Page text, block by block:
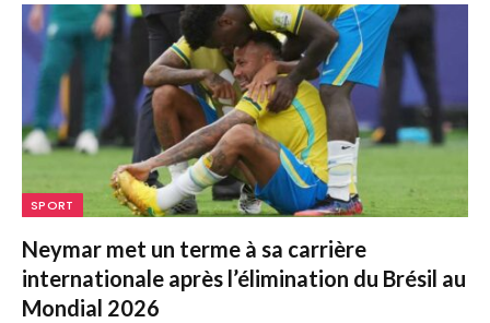
SPORT
Neymar met un terme à sa carrière
internationale après l’élimination du Brésil au
Mondial 2026